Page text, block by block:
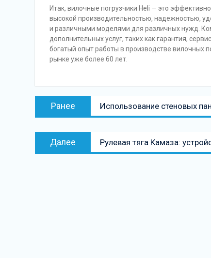
Итак, вилочные погрузчики Heli — это
высокой производительностью, надежностью,
и различными моделями для различных нужд.
дополнительных услуг, таких как гарантия,
богатый опыт работы в производстве вилочных
рынке уже более 60 лет.
Навигация
Ранее
Предыдущая
Использование стеновых
Далее
Следующая
запись
Рулевая тяга Камаза: